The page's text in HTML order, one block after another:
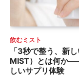
飲むミスト
「3秒で整う、新
MIST）とは何か
しいサプリ体験